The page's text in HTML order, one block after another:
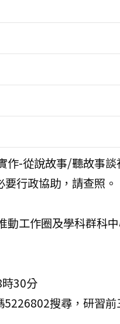
-從說故事/聽故事談
行政協助，請查照。
動工作圈及學科群科
30分
搜尋，研習